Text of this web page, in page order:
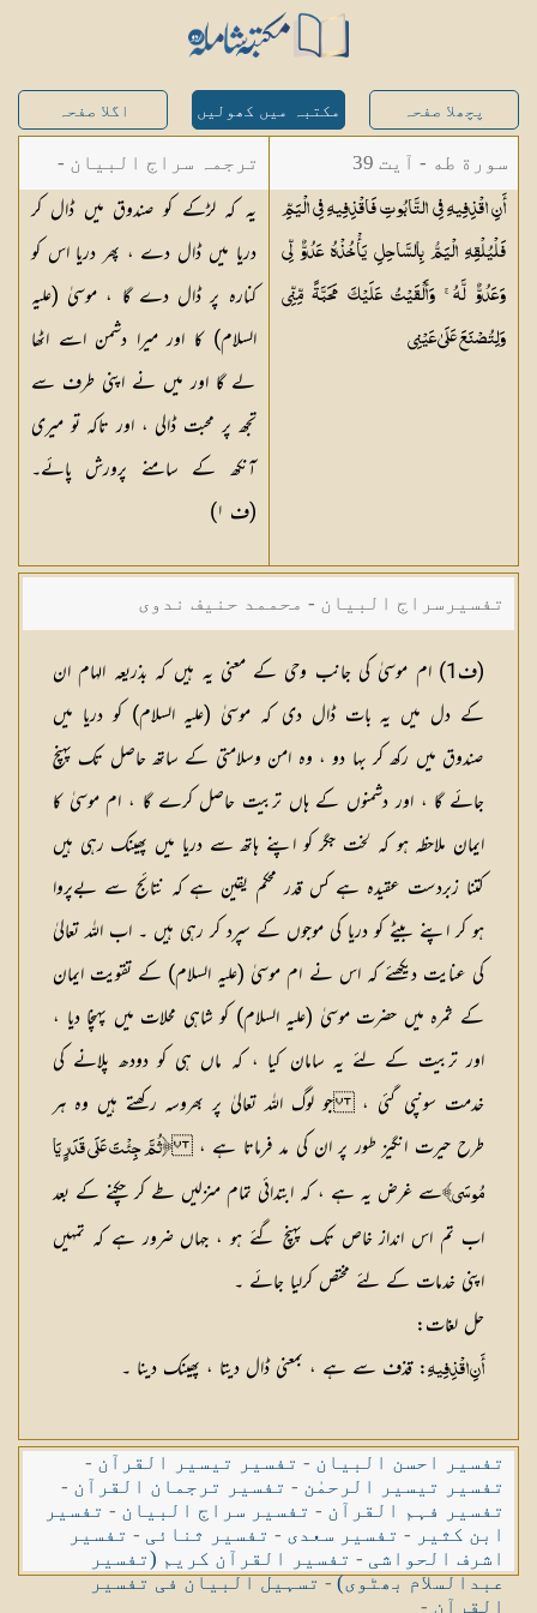
پچھلا صفحہ مکتبہ میں کھولیں اگلا صفحہ
سورة طه - آیت 39
أَنِ اقْذِفِيهِ فِي التَّابُوتِ فَاقْذِفِيهِ فِي الْيَمِّ
فَلْيُلْقِهِ الْيَمُّ بِالسَّاحِلِ يَأْخُذْهُ عَدُوٌّ لِّي
وَعَدُوٌّ لَّهُ ۚ وَأَلْقَيْتُ عَلَيْكَ مَحَبَّةً مِّنِّي
وَلِتُصْنَعَ عَلَىٰعَيْنِي
ترجمہ سراج البیان -
مستفاد از ترجمتین
شاہ عبدالقادر دھلوی/
شاہ رفیع الدین دھلوی
یہ کہ لڑکے کو صندوق میں ڈال کر
دریا میں ڈال دے ، پھر دریا اس کو
کنارہ پر ڈال دے گا ، موسیٰ (علیہ
السلام) کا اور میرا دشمن اسے اٹھا
لے گا اور میں نے اپنی طرف سے
تجھ پر محبت ڈالی ، اور تاکہ تو میری
آنکھ کے سامنے پرورش پائے۔
(ف ١)
تفسیرسراج البیان - محممد حنیف ندوی
(ف1 ) ام موسیٰ کی جانب وحی کے معنی یہ ہیں کہ بذریعہ الہام ان
کے دل میں یہ بات ڈال دی کہ موسیٰ (علیہ السلام) کو دریا میں
صندوق میں رکھ کر بہا دو ، وہ امن وسلامتی کے ساتھ حاصل تک پہنچ
جائے گا ، اور دشمنوں کے ہاں تربیت حاصل کرے گا ، ام موسیٰ کا
ایمان ملاحظہ ہو کہ لخت جگر کو اپنے ہاتھ سے دریا میں پھینک رہی ہیں
کتنا زبردست عقیدہ ہے کس قدر محکم یقین ہے کہ نتائج سے بےپروا
ہو کر اپنے بیٹے کو دریا کی موجوں کے سپرد کر رہی ہیں ۔ اب اللہ تعالیٰ
کی عنایت دیکھئے کہ اس نے ام موسیٰ (علیہ السلام) کے تقویت ایمان
کے ثمرہ میں حضرت موسیٰ (علیہ السلام) کو شاہی محلات میں پہنچا دیا ،
اور تربیت کے لئے یہ سامان کیا ، کہ ماں ہی کو دودھ پلانے کی
خدمت سونپی گئی ، جو لوگ اللہ تعالیٰ پر بھروسہ رکھتے ہیں وہ ہر
طرح حیرت انگیز طور پر ان کی مد فرماتا ہے ،﴿ثُمَّ جِئْتَ عَلَى قَدَرٍ يَا
مُوسَى﴾سے غرض یہ ہے ، کہ ابتدائی تمام منزلیں طے کر چکنے کے بعد
اب تم اس انداز خاص تک پہنچ گئے ہو ، جہاں ضرور ہے کہ تمہیں
اپنی خدمات کے لئے مختص کرلیا جائے ۔
حل لغات:
أَنِ اقْذِفِيهِ: قذف سے ہے ، بمعنی ڈال دیتا ، پھینک دینا ۔
تفسیر احسن البیان - تفسیر تیسیر القرآن -
تفسیر تیسیر الرحمٰن - تفسیر ترجمان القرآن -
تفسیر فہم القرآن - تفسیر سراج البیان - تفسیر
ابن کثیر - تفسیر سعدی - تفسیر ثنائی - تفسیر
اشرف الحواشی - تفسیر القرآن کریم (تفسیر
عبدالسلام بھٹوی)-تسہیل البیان فی تفسیر
القرآن -